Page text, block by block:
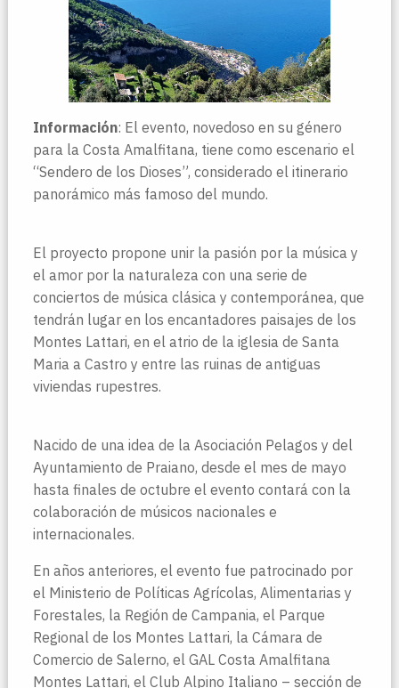
Información: El evento, novedoso en su género
para la Costa Amalfitana, tiene como escenario el
“Sendero de los Dioses”, considerado el itinerario
panorámico más famoso del mundo.
El proyecto propone unir la pasión por la música y
el amor por la naturaleza con una serie de
conciertos de música clásica y contemporánea, que
tendrán lugar en los encantadores paisajes de los
Montes Lattari, en el atrio de la iglesia de Santa
Maria a Castro y entre las ruinas de antiguas
viviendas rupestres.
Nacido de una idea de la Asociación Pelagos y del
Ayuntamiento de Praiano, desde el mes de mayo
hasta finales de octubre el evento contará con la
colaboración de músicos nacionales e
internacionales.
En años anteriores, el evento fue patrocinado por
el Ministerio de Políticas Agrícolas, Alimentarias y
Forestales, la Región de Campania, el Parque
Regional de los Montes Lattari, la Cámara de
Comercio de Salerno, el GAL Costa Amalfitana
Montes Lattari, el Club Alpino Italiano – sección de